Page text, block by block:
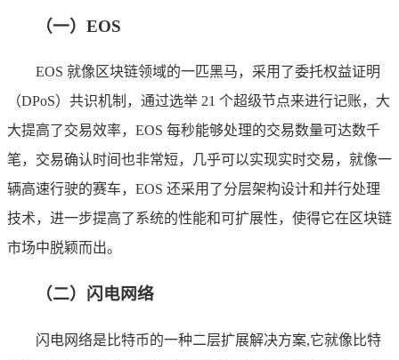
（一）EOS
EOS 就像区块链领域的一匹黑马，采用了委托权益证明
（DPoS）共识机制，通过选举 21 个超级节点来进行记账，大
大提高了交易效率，EOS 每秒能够处理的交易数量可达数千
笔，交易确认时间也非常短，几乎可以实现实时交易，就像一
辆高速行驶的赛车，EOS 还采用了分层架构设计和并行处理
技术，进一步提高了系统的性能和可扩展性，使得它在区块链
市场中脱颖而出。
（二）闪电网络
闪电网络是比特币的一种二层扩展解决方案,它就像比特